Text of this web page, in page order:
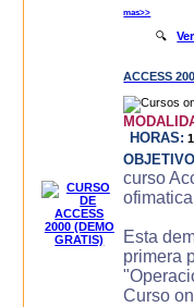
mas>>
🔍
ACCESS
HORAS: 1
curso
Esta
primera
Curso